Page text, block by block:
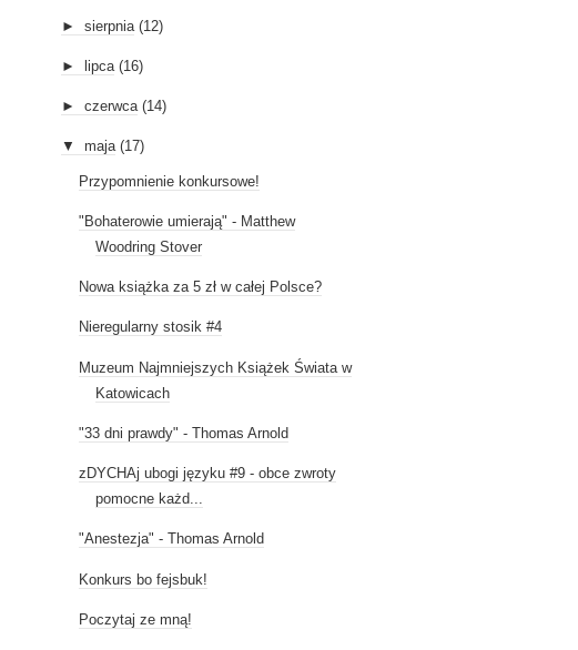
► sierpnia (12)
► lipca (16)
► czerwca (14)
▼ maja (17)
Przypomnienie konkursowe!
"Bohaterowie umierają" - Matthew
Woodring Stover
Nowa książka za 5 zł w całej Polsce?
Nieregularny stosik #4
Muzeum Najmniejszych Książek Świata w
Katowicach
"33 dni prawdy" - Thomas Arnold
zDYCHAj ubogi języku #9 - obce zwroty
pomocne każd...
"Anestezja" - Thomas Arnold
Konkurs bo fejsbuk!
Poczytaj ze mną!